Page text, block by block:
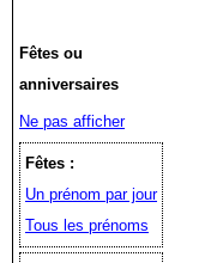
Fêtes ou
anniversaires
Ne pas afficher
Fêtes :
Un prénom par jour
Tous les prénoms